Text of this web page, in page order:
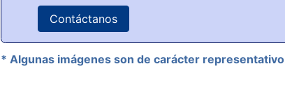
Contáctanos
* Algunas imágenes son de carácter representativo